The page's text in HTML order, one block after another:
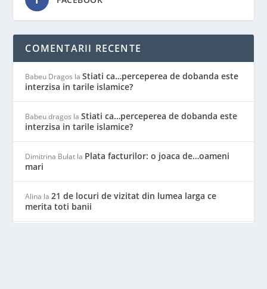
COMENTARII RECENTE
Babeu Dragos laStiati ca…perceperea de dobanda este
interzisa in tarile islamice?
Babeu dragos laStiati ca…perceperea de dobanda este
interzisa in tarile islamice?
Dimitrina Bulat la Plata facturilor: o joaca de…oameni
mari
Alina la21 de locuri de vizitat din lumea larga ce
merita toti banii